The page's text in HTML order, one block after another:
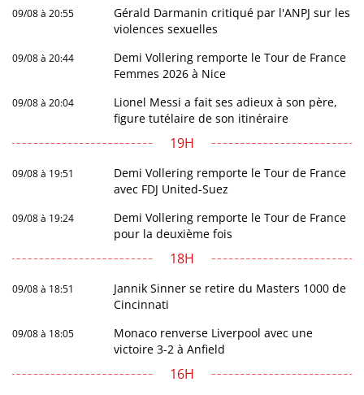
09/08 à 20:55
Gérald Darmanin critiqué par l'ANPJ sur les
violences sexuelles
09/08 à 20:44
Demi Vollering remporte le Tour de France
Femmes 2026 à Nice
09/08 à 20:04
Lionel Messi a fait ses adieux à son père,
figure tutélaire de son itinéraire
19H
09/08 à 19:51
Demi Vollering remporte le Tour de France
avec FDJ United-Suez
09/08 à 19:24
Demi Vollering remporte le Tour de France
pour la deuxième fois
18H
09/08 à 18:51
Jannik Sinner se retire du Masters 1000 de
Cincinnati
09/08 à 18:05
Monaco renverse Liverpool avec une
victoire 3-2 à Anfield
16H